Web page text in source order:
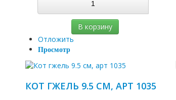
В корзину
Отложить
Просмотр
КОТ ГЖЕЛЬ 9.5 СМ, АРТ 1035